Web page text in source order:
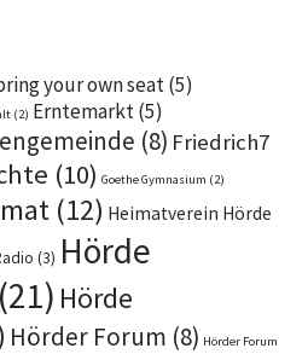
your own seat(5)
(2) Erntemarkt(5)
(8) Friedrich7
(10) Goethe Gymnasium (2)
(12) Heimatverein Hörde
(3) Hörde
(21) Hörde
Hörder Forum (8) Hörder Forum